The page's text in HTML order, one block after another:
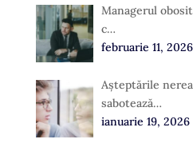
Managerul
c…
februarie 11, 2026
Așteptările
sabotează…
ianuarie 19, 2026